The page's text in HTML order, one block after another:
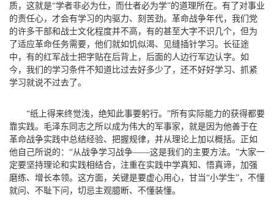
质，这就是“学者非必为仕，而仕者必为学”的道理所在。有了对事业
的责任心，才会有学习的内驱力、刻苦劲。革命战争年代，我们党
的许多干部和战士文化程度并不高，有的甚至大字不识几个，但为
了适应革命任务需要，他们就如饥似渴、见缝插针学习。长征途
中，有的红军战士把字贴在后背上，后面的人边行军边认字。如
今，我们的学习条件不知道比过去好多少了，还不好好学习、抓紧
学习就说不过去了。
“纸上得来终觉浅，绝知此事要躬行。”所有实际能力的获得都要
靠实践。毛泽东同志之所以成为伟大的军事家，就是因为他善于在
革命战争实践中总结经验、把握规律，并从理论上加以概括。正如
他自己所说的：“从战争学习战争——这是我们的主要方法。”大家一
定要坚持理论和实践相结合，注重在实践中学真知、悟真谛，加强
磨练、增长本领。这方面，关键是要虚心用心，甘当“小学生”，不懂
就问、不耻下问，切忌主观臆断、不懂装懂。